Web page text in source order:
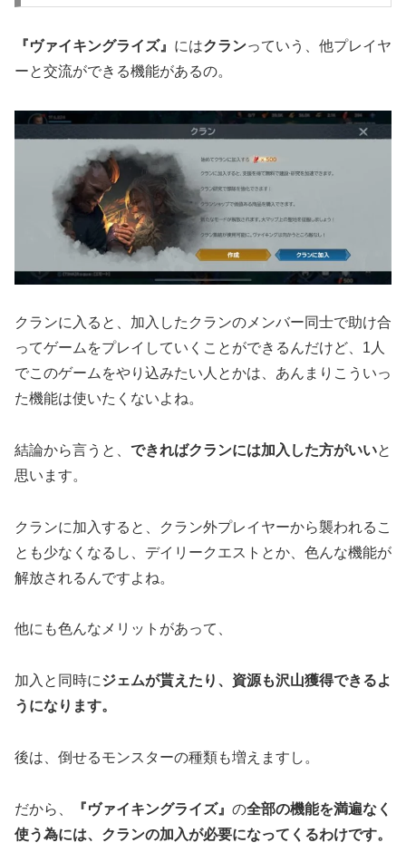
『ヴァイキングライズ』 にはクランっていう、他プレイヤ
ーと交流ができる機能があるの。
クランに入ると、加入したクランのメンバー同士で助け合
ってゲームをプレイしていくことができるんだけど、1人
でこのゲームをやり込みたい人とかは、あんまりこういっ
た機能は使いたくないよね。
結論から言うと、 できればクランには加入した方がいいと
思います。
クランに加入すると、クラン外プレイヤーから襲われるこ
とも少なくなるし、デイリークエストとか、色んな機能が
解放されるんですよね。
他にも色んなメリットがあって、
加入と同時にジェムが貰えたり、資源も沢山獲得できるよ
うになります。
後は、倒せるモンスターの種類も増えますし。
だから、 『ヴァイキングライズ』 の全部の機能を満遍なく
使う為には、クランの加入が必要になってくるわけです。